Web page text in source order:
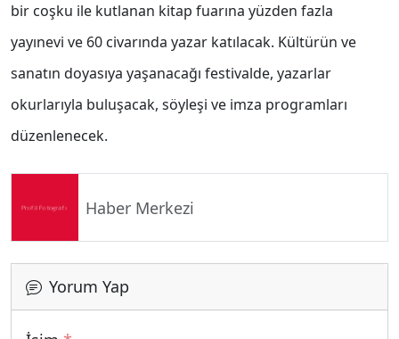
bir coşku ile kutlanan kitap fuarına yüzden fazla
yayınevi ve 60 civarında yazar katılacak. Kültürün ve
sanatın doyasıya yaşanacağı festivalde, yazarlar
okurlarıyla buluşacak, söyleşi ve imza programları
düzenlenecek.
Haber Merkezi
Yorum Yap